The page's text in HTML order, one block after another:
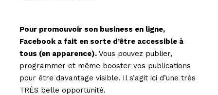
Pour promouvoir son business en ligne,
Facebook a fait en sorte d’être accessible à
tous (en apparence).Vous pouvez publier,
programmer et même booster vos publications
pour être davantage visible. Il s’agit ici d’une très
TRÈS belle opportunité.